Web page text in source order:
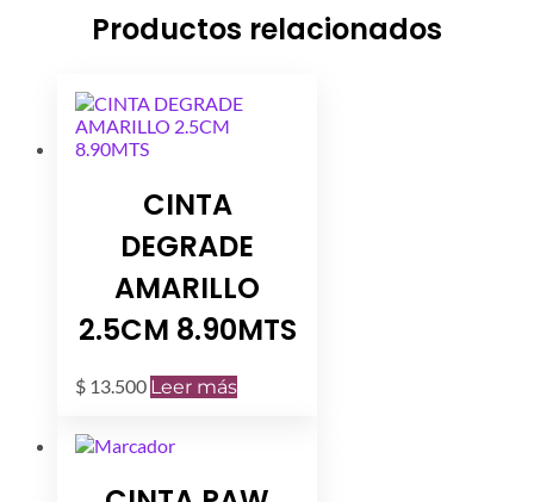
Productos relacionados
CINTA
DEGRADE
AMARILLO
2.5CM 8.90MTS
$ 13.500 Leer más